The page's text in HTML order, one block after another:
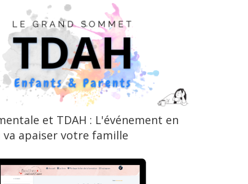
et TDAH : L'événement en
va apaiser votre famille